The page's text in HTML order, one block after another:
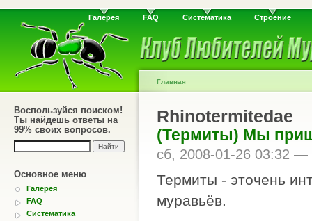
Галерея FAQ Систематика Строение
Воспользуйся поиском!
Ты найдешь ответы на
99% своих вопросов.
Основное меню
Галерея
FAQ
Систематика
Главная
Rhinotermitedae
(Термиты) Мы
сб, 2008-01-26 03:32 —
Термиты - эточень
муравьёв.